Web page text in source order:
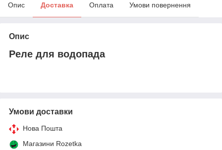
Опис Доставка Оплата Умови повернення
Опис
Реле для водопада
Умови доставки
Нова Пошта
Магазини Rozetka